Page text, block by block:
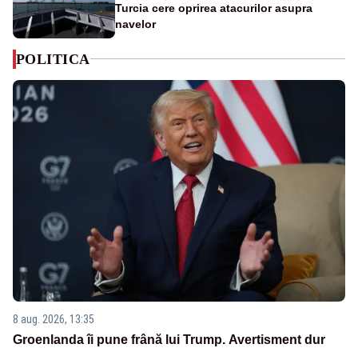
Turcia cere oprirea atacurilor asupra
navelor
POLITICA
8 aug. 2026, 13:35
Groenlanda îi pune frână lui Trump. Avertisment dur